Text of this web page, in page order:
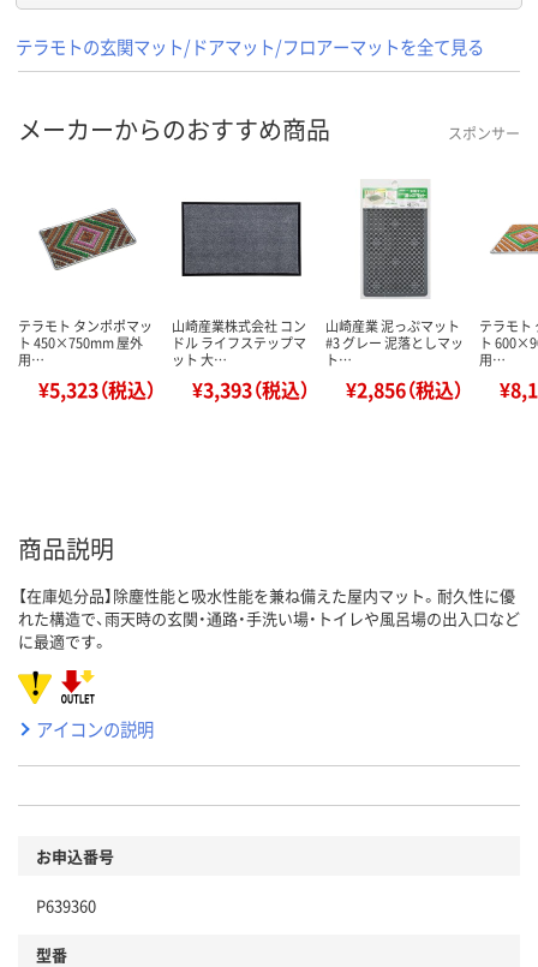
テラモトの玄関マット/ドアマット/フロアーマットを全て見る
メーカーからのおすすめ商品 スポンサー
テラモト タンポポマッ
ト 450×750mm 屋外
用…
¥5,323（税込）
山崎産業株式会社 コン
ドル ライフステップマ
ット 大…
¥3,393（税込）
山崎産業 泥っぷマット
#3 グレー 泥落としマッ
ト…
¥2,856（税込）
テラモト
ト
用…
商品説明
【在庫処分品】除塵性能と吸水性能を兼ね備えた屋内マット。耐久性に優
れた構造で、雨天時の玄関・通路・手洗い場・トイレや風呂場の出入口など
に最適です。
アイコンの説明
お申込番号
P639360
型番